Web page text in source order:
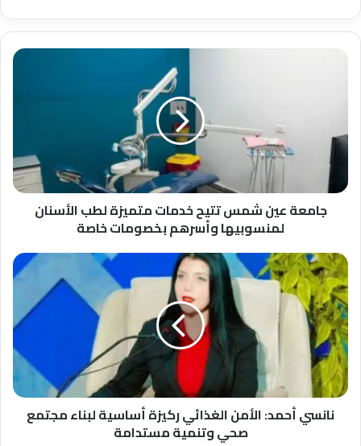
متميزة
لطب
الأسنان
لمنسوبيها
وأسرهمجامعة عين شمس تتيح خدمات متميزة لطب الأسنان
لمنسوبيها وأسرهم بخصومات خاصة
نانسي
أحمد:
الأمن
الغذائي
ركيزة
أساسية
لبناء
مجتمع
صحي
وتنمية
مستدامة
نانسي أحمد: الأمن الغذائي ركيزة أساسية لبناء مجتمع
صحي وتنمية مستدامة